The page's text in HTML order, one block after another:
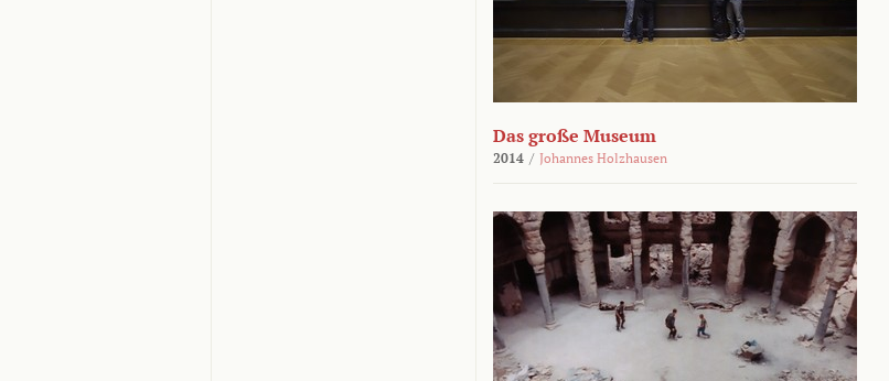
Das große Museum
2014 / Johannes Holzhausen